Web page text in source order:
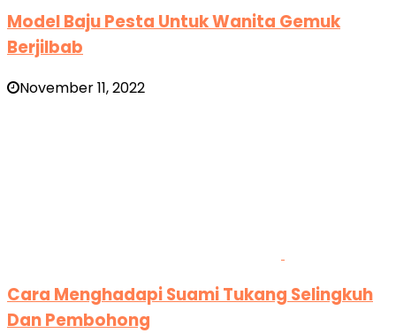
Model Baju Pesta Untuk Wanita Gemuk
Berjilbab
November 11, 2022
Cara Menghadapi Suami Tukang Selingkuh
Dan Pembohong